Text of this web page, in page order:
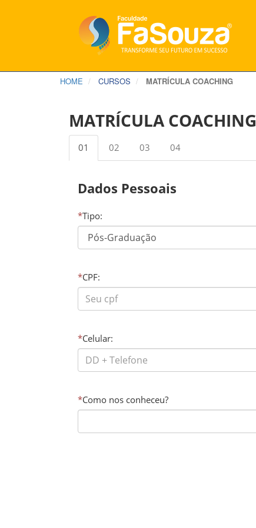
HOME CURSOS MATRÍCULA COACHING
MATRÍCULA COACHING
01 02 03 04
Dados Pessoais
*Tipo:
*CPF:
*Celular:
*Como nos conheceu?